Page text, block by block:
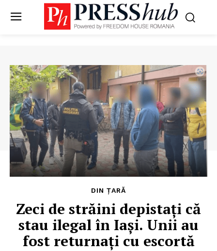
DIN ȚARĂ
Zeci de străini depistaţi că
stau ilegal în Iaşi. Unii au
fost returnaţi cu escortă